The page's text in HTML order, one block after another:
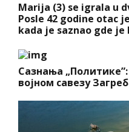
Marija (3) se igrala u
Posle 42 godine otac
kada je saznao gde je
Сазнања
војном савезу